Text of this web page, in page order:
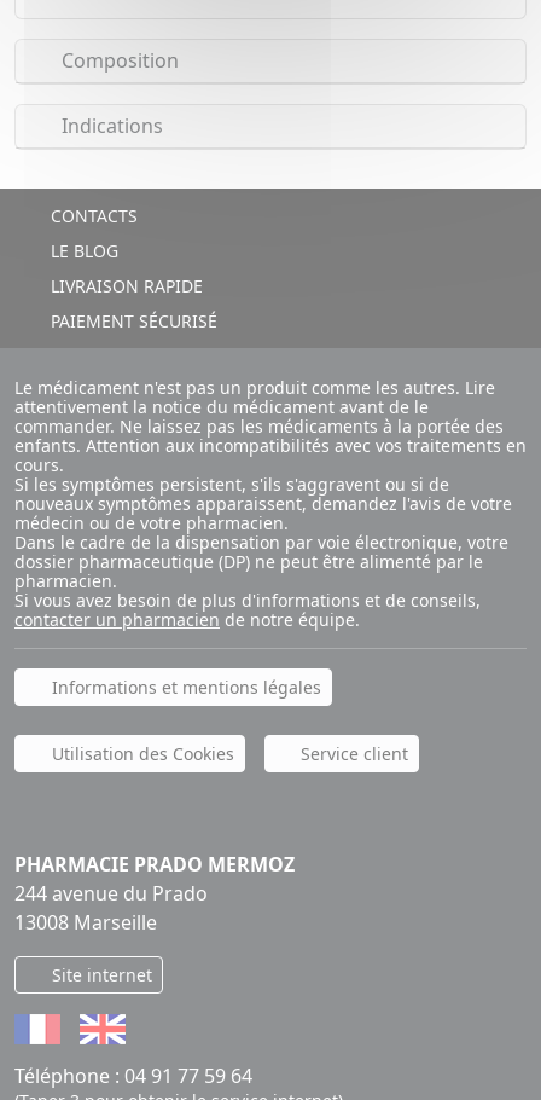
Composition
Indications
CONTACTS
LE BLOG
LIVRAISON RAPIDE
PAIEMENT SÉCURISÉ
Le médicament n'est pas un produit comme les autres. Lire
attentivement la notice du médicament avant de le
commander. Ne laissez pas les médicaments à la portée des
enfants. Attention aux incompatibilités avec vos traitements en
cours.
Si les symptômes persistent, s'ils s'aggravent ou si de
nouveaux symptômes apparaissent, demandez l'avis de votre
médecin ou de votre pharmacien.
Dans le cadre de la dispensation par voie électronique, votre
dossier pharmaceutique (DP) ne peut être alimenté par le
pharmacien.
Si vous avez besoin de plus d'informations et de conseils,
contacter un pharmacien de notre équipe.
Informations et mentions légales
Utilisation des Cookies Service client
PHARMACIE PRADO MERMOZ
244 avenue du Prado
13008 Marseille
Site internet
Téléphone : 04 91 77 59 64